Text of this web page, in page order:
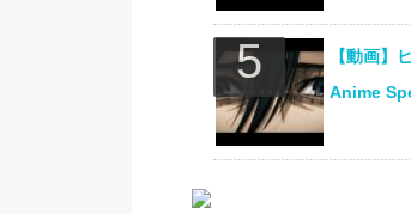
【動画】
Anime